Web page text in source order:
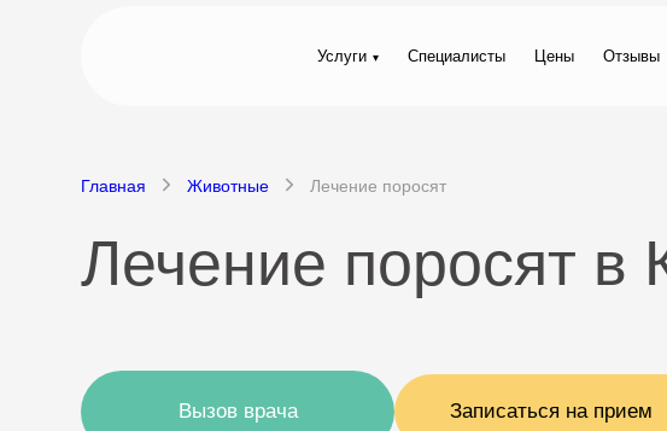
Услуги Специалисты Цены Отзывы
Главная Животные Лечение поросят
Лечение поросят в
Вызов врача Записаться на прием